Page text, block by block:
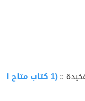
::(1 كتاب متاح للتحميل)